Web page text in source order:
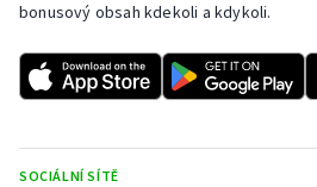
Ragby
Rychlobruslení
Rychlostní kanoistika
bonusový obsah kdekoli a kdykoli.
SOCIÁLNÍ SÍTĚ